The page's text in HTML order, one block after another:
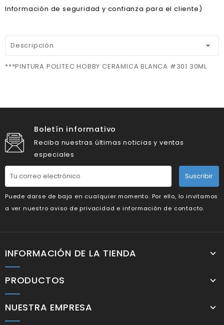
Información de seguridad y confianza para el cliente)
Descripción
***PINTURA POLITEC HOBBY CERAMICA BLANCA #301 30ML
Boletín informativo
Reciba nuestras últimas noticias y ventas
especiales
Suscribir
Puede darse de baja en cualquier momento. Por ello, lo invitamos
a ver nuestro aviso de privacidad e información de contacto.
INFORMACIÓN DE LA TIENDA
PRODUCTOS
NUESTRA EMPRESA